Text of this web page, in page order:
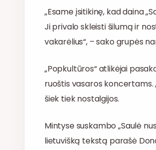
„Esame įsitikinę, kad daina
Ji privalo skleisti šilumą ir
vakarėlius“, – sako grupės
„Popkultūros“ atlikėjai
ruoštis vasaros
šiek tiek nostalgijos.
Mintyse suskambo „Saulė
lietuvišką tekstą parašė